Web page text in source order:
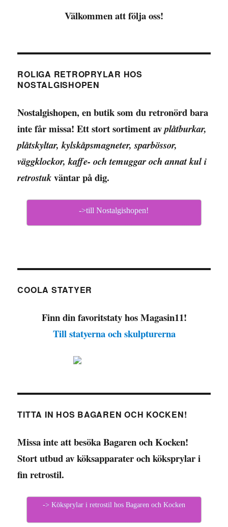
Välkommen att följa oss!
ROLIGA RETROPRYLAR HOS
NOSTALGISHOPEN
Nostalgishopen, en butik som du retronörd bara
inte får missa! Ett stort sortiment avplåtburkar,
plåtskyltar, kylskåpsmagneter, sparbössor,
väggklockor, kaffe- och temuggar och annat kul i
retrostukväntar på dig.
->till Nostalgishopen!
COOLA STATYER
Finn din favoritstaty hos Magasin11!
Till statyerna och skulpturerna
TITTA IN HOS BAGAREN OCH KOCKEN!
Missa inte att besöka Bagaren och Kocken!
Stort utbud av köksapparater och köksprylar i
fin retrostil.
-> Köksprylar i retrostil hos Bagaren och Kocken